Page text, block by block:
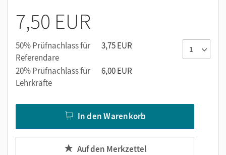
7,50 EUR
50% Prüfnachlass für
Referendare
3,75 EUR
20% Prüfnachlass für
Lehrkräfte
6,00 EUR
In den Warenkorb
Auf den Merkzettel